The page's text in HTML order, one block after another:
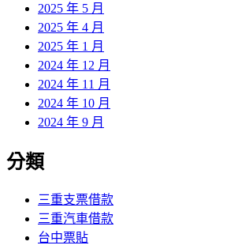
2025 年 5 月
2025 年 4 月
2025 年 1 月
2024 年 12 月
2024 年 11 月
2024 年 10 月
2024 年 9 月
分類
三重支票借款
三重汽車借款
台中票貼